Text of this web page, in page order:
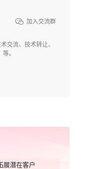
加入交流群
交流、技术转让、
。
展潜在客户